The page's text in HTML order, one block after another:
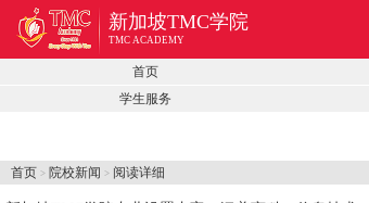
新加坡TMC学院
TMC ACADEMY
首页
学生服务
首页 > 院校新闻 > 阅读详细